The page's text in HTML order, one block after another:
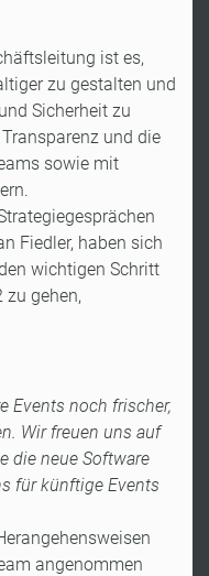
ist es,
zu gestalten und
Sicherheit zu
und die
sowie mit
Fiedler, haben sich
wichtigen Schritt
zu gehen,
Events noch frischer,
Wir freuen uns auf
die neue Software
für künftige Events
angenommen